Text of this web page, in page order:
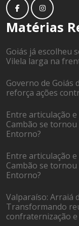
Matérias
Goiás já escolheu
Vilela larga na
Governo de Goiás
reforça ações
Entre articulação
Cambão se
Entorno?
Entre articulação
Cambão se
Entorno?
Valparaíso: Arraiá
Transformando
confraternização